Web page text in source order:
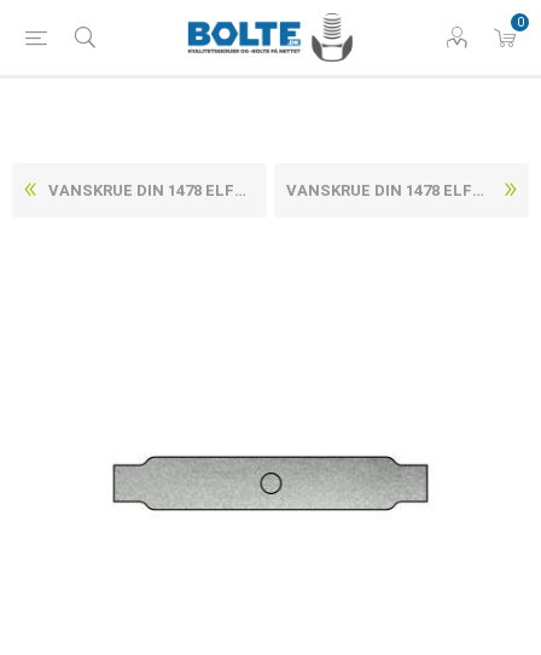
0
VANSKRUE DIN 1478 ELFORZINKET STÅL TYPE SP M36 (1 STK) VANSKRUE DIN 1478 ELFORZINKET STÅL TYPE SP M8 (10 STK)